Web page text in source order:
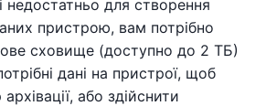
недостатньо для створення
пристрою, вам потрібно
сховище (доступно до 2 ТБ)
дані на пристрої, щоб
або здійснити